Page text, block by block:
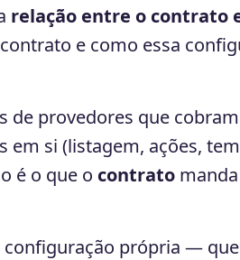
relação entre o contrato
e como essa
de provedores que
em si (listagem, ações,
é o que o contrato
configuração própria —